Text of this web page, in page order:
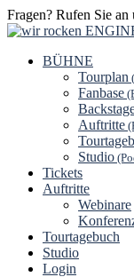
Fragen? Rufen Sie
BÜHNE
Tourplan
Fanbase
Auftritte
Studio
Tickets
Auftritte
Webinare
Tourtagebuch
Studio
Login